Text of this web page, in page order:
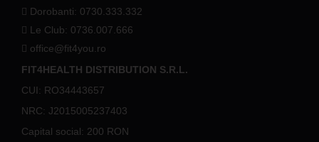
Dorobanti: 0730.333.332
Le Club: 0736.007.666
office@fit4you.ro
FIT4HEALTH DISTRIBUTION S.R.L.
CUI: RO34443657
NRC: J2015005237403
Capital social: 200 RON